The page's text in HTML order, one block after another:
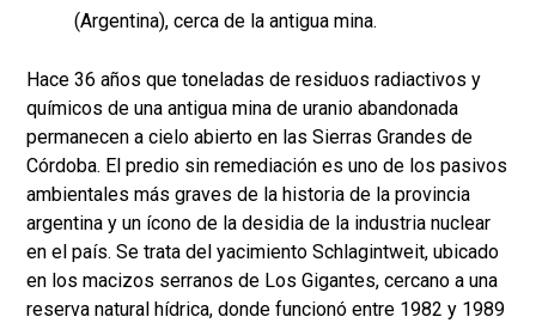
(Argentina), cerca de la antigua mina.
Hace 36 años que toneladas de residuos radiactivos y
químicos de una antigua mina de uranio abandonada
permanecen a cielo abierto en las Sierras Grandes de
Córdoba. El predio sin remediación es uno de los pasivos
ambientales más graves de la historia de la provincia
argentina y un ícono de la desidia de la industria nuclear
en el país. Se trata del yacimiento Schlagintweit, ubicado
en los macizos serranos de Los Gigantes, cercano a una
reserva natural hídrica, donde funcionó entre 1982 y 1989